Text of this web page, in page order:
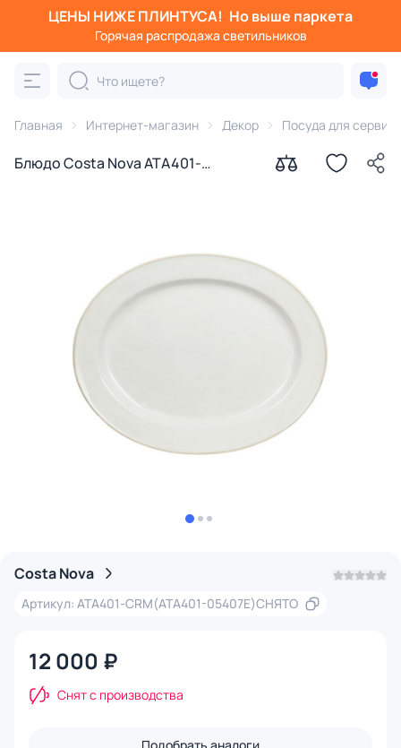
ЦЕНЫ НИЖЕ ПЛИНТУСА! Но выше паркета
Горячая распродажа светильников
Главная Интернет-магазин Декор Посуда для
Блюдо Costa Nova ATA401-
Costa Nova
Артикул: ATA401-CRM(ATA401-05407E)СНЯТО
12 000 ₽
Снят с производства